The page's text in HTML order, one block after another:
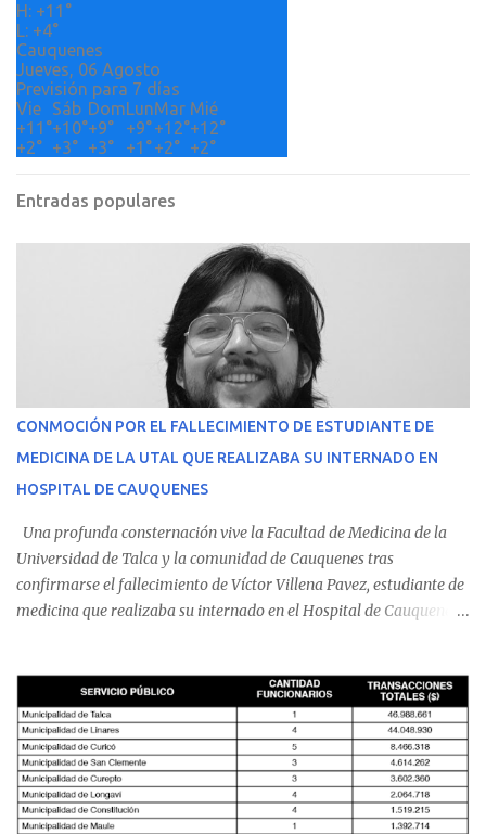
s
H: +11°
L: +4°
Cauquenes
Jueves, 06 Agosto
Previsión para 7 días
Vie
Sáb DomLunMar Mié
+11°+10°+9° +9°+12°+12°
+2° +3° +3° +1°+2° +2°
Entradas populares
CONMOCIÓN POR EL FALLECIMIENTO DE ESTUDIANTE DE
MEDICINA DE LA UTAL QUE REALIZABA SU INTERNADO EN
HOSPITAL DE CAUQUENES
Una profunda consternación vive la Facultad de Medicina de la
Universidad de Talca y la comunidad de Cauquenes tras
confirmarse el fallecimiento de Víctor Villena Pavez, estudiante de
medicina que realizaba su internado en el Hospital de Cauquenes.
malestares físicos. Dada la complejidad de su estado de salud, el
equipo médico determinó su traslado de urgencia al Hospital
Regional de Talca y dado la urgencia la ambulancia partió hacia
Talca con escolta de Carabineros. En medio del traslado, el
estudiante de medicina de 25 años, se agravó y pese a los esfuerzos
del personal de emergencia terminó falleciendo, sin alcanzar a